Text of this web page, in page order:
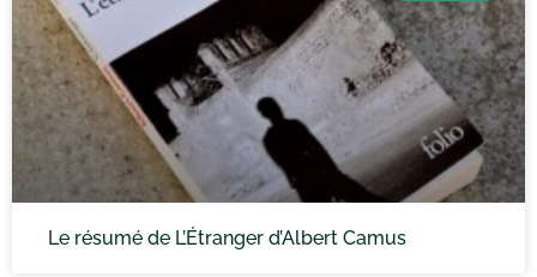
Le résumé de L’Étranger d’Albert Camus